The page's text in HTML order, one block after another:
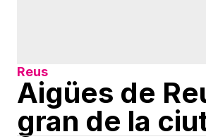
Reus
Aigües de
gran de la